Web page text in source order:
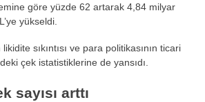
TikTok
göre yüzde 62 artarak 4,84 milyar
yükseldi.
sıkıntısı ve para politikasının ticari
çek istatistiklerine de yansıdı.
sayısı arttı